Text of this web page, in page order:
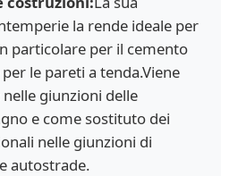
la rende ideale per
particolare per il cemento
le pareti a tenda.Viene
giunzioni delle
e come sostituto dei
nelle giunzioni di
autostrade.